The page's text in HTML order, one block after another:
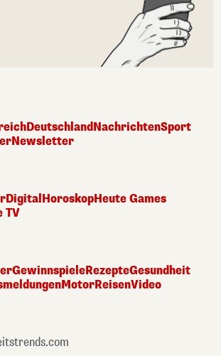
DeutschlandNachrichtenSport
Newsletter
Digital HoroskopHeute Games
TV
GewinnspieleRezepteGesundheit
MotorReisenVideo